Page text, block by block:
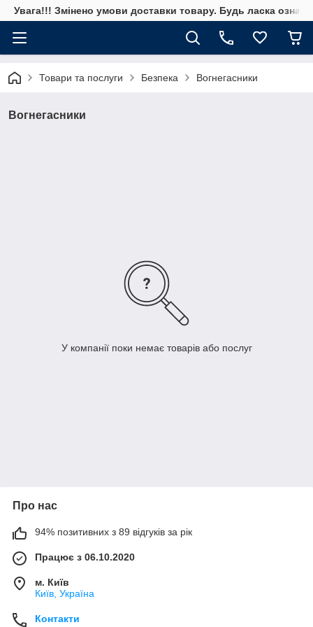
Увага!!! Змінено умови доставки товару. Будь ласка
Товари та послуги Безпека Вогнегасники
Вогнегасники
У компанії поки немає товарів або послуг
Про нас
94% позитивних з 89 відгуків за рік
Працює з 06.10.2020
м. Київ
Київ, Україна
Контакти